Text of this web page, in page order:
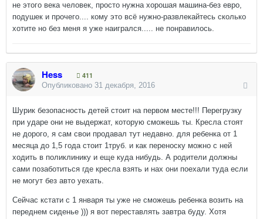
не этого века человек, просто нужна хорошая машина-без евро,
подушек и прочего.... кому это всё нужно-развлекайтесь сколько
хотите но без меня я уже наигрался..... не понравилось.
Hess
411
Опубликовано 31 декабря, 2016
Шурик безопасность детей стоит на первом месте!!! Перегрузку
при ударе они не выдержат, которую сможешь ты. Кресла стоят
не дорого, я сам свои продавал тут недавно. для ребенка от 1
месяца до 1,5 года стоит 1труб. и как переноску можно с ней
ходить в поликлинику и еще куда нибудь. А родители должны
сами позаботиться где кресла взять и нах они поехали туда если
не могут без авто уехать.
Сейчас кстати с 1 января ты уже не сможешь ребенка возить на
переднем сиденье ))) я вот переставлять завтра буду. Хотя